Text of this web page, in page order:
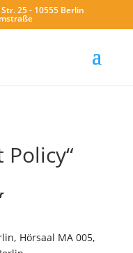
25 - 10555 Berlin
Hörsaal MA 005,